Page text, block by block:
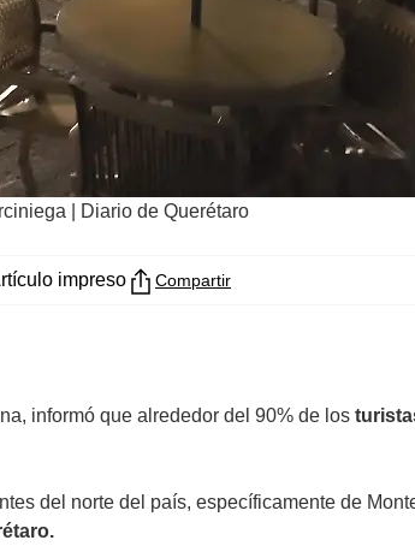
| Diario de Querétaro
impreso Compartir
informó que alrededor del 90% de los
del norte del país, específicamente de